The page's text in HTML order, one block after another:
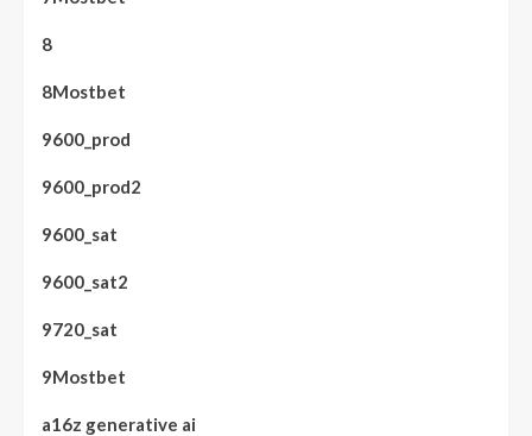
8
8Mostbet
9600_prod
9600_prod2
9600_sat
9600_sat2
9720_sat
9Mostbet
a16z generative ai